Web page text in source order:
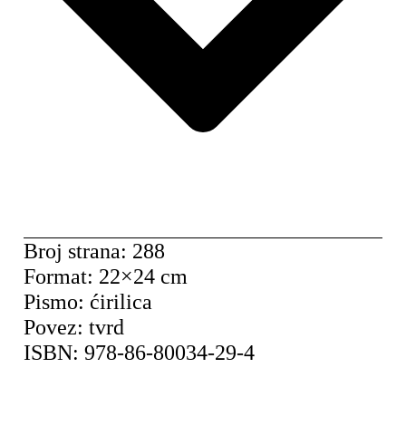
Broj strana: 288
Format: 22×24 cm
Pismo: ćirilica
Povez: tvrd
ISBN: 978-86-80034-29-4